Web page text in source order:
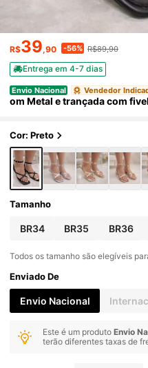
R$39,90 -56% R$89,90
Entrega em 4-7 dias
Envio Nacional Vendedor
om Metal e trançada com
Cor: Preto
Tamanho
BR34 BR35 BR36
Todos os tamanho são elegíveis
Enviado De
Envio Nacional
Este é um produtoEnvio
terão diferentes taxas de